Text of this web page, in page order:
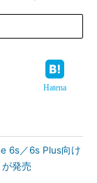
Hatena
6s／6s Plus向け
発売